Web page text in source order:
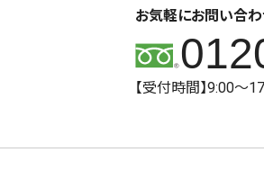
お気軽にお問い合わ
【受付時間】9:00～